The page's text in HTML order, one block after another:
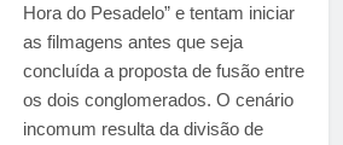
Hora do Pesadelo” e tentam iniciar
as filmagens antes que seja
concluída a proposta de fusão entre
os dois conglomerados. O cenário
incomum resulta da divisão de